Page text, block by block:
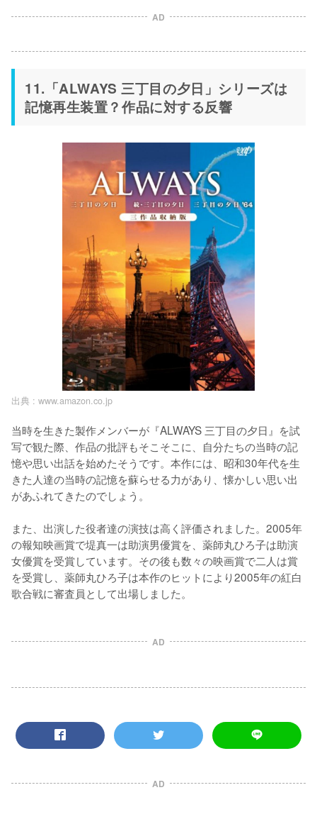
AD
11.「ALWAYS 三丁目の夕日」シリーズは
記憶再生装置？作品に対する反響
出典 : www.amazon.co.jp
当時を生きた製作メンバーが『ALWAYS 三丁目の夕日』を試
写で観た際、作品の批評もそこそこに、自分たちの当時の記
憶や思い出話を始めたそうです。本作には、昭和30年代を生
きた人達の当時の記憶を蘇らせる力があり、懐かしい思い出
があふれてきたのでしょう。
また、出演した役者達の演技は高く評価されました。2005年
の報知映画賞で堤真一は助演男優賞を、薬師丸ひろ子は助演
女優賞を受賞しています。その後も数々の映画賞で二人は賞
を受賞し、薬師丸ひろ子は本作のヒットにより2005年の紅白
歌合戦に審査員として出場しました。
AD
AD